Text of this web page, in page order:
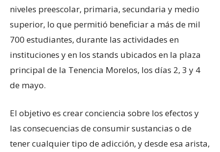
niveles preescolar, primaria, secundaria y medio
superior, lo que permitió beneficiar a más de mil
700 estudiantes, durante las actividades en
instituciones y en los stands ubicados en la plaza
principal de la Tenencia Morelos, los días 2, 3 y 4
de mayo.
El objetivo es crear conciencia sobre los efectos y
las consecuencias de consumir sustancias o de
tener cualquier tipo de adicción, y desde esa arista,